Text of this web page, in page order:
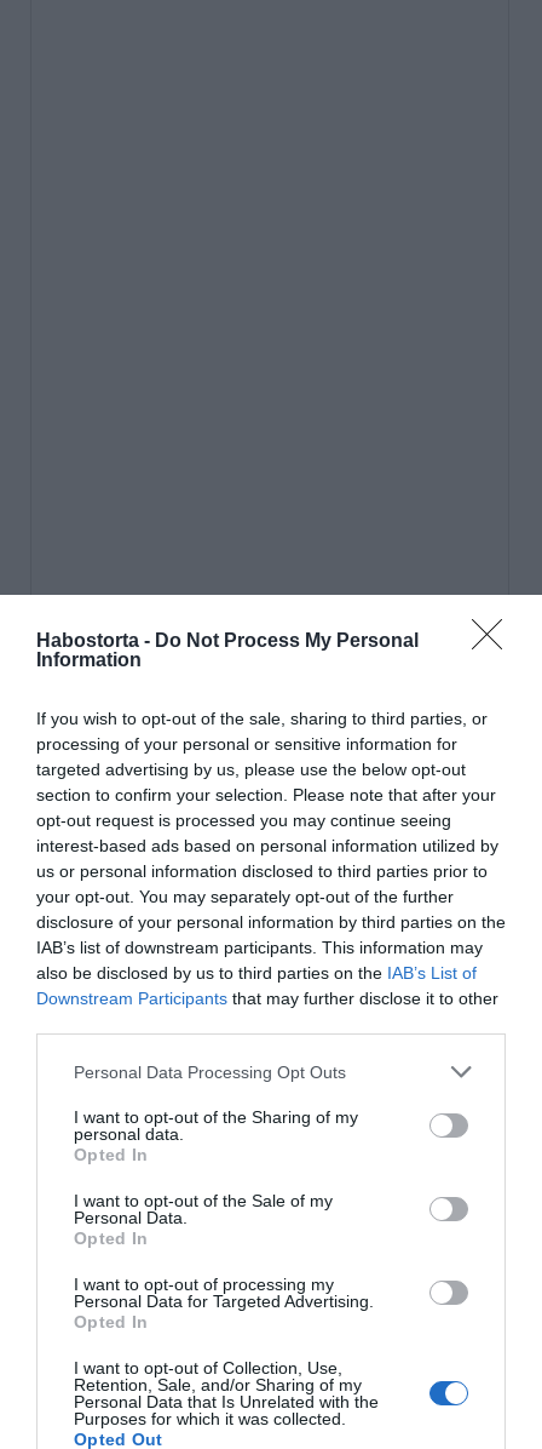
Habostorta - Do Not Process My Personal
Information
If you wish to opt-out of the sale, sharing to third parties, or
processing of your personal or sensitive information for
targeted advertising by us, please use the below opt-out
section to confirm your selection. Please note that after your
opt-out request is processed you may continue seeing
interest-based ads based on personal information utilized by
us or personal information disclosed to third parties prior to
your opt-out. You may separately opt-out of the further
disclosure of your personal information by third parties on the
IAB’s list of downstream participants. This information may
also be disclosed by us to third parties on the IAB’s List of
Downstream Participants that may further disclose it to other
Please note that this website/app uses one or more Google
not limited to your visit or usage behaviour. You may click to
grant or deny consent to Google and its third-party tags to
use your data for below specified purposes in below Google
consent section.
Personal Data Processing Opt Outs
I want to opt-out of the Sharing of my
personal data.
Opted In
I want to opt-out of the Sale of my
Personal Data.
Opted In
I want to opt-out of processing my
Personal Data for Targeted Advertising.
Opted In
I want to opt-out of Collection, Use,
Retention, Sale, and/or Sharing of my
Personal Data that Is Unrelated with the
Purposes for which it was collected.
Opted Out
"Úgy álltunk hozzá, teljesítünk, ahogy teljesítünk, a
kapcsolatunk készen áll egy ekkora kalandra"– tette
hozzá a lapnak a műsor kapcsán Gaál Noémi.
Noémi és Tamás egy munka során ismerkedtek meg
még 2012-ben, de utána nem tartották egymással a
kapcsolatot. Jó pár évvel később azonban újra
összefutottak:
másikra, még kellemes ünnepeket sem kívántunk
egymásba. Ez sorszerűnek tűnhet, főleg azért, mert
akkor már mindketten egyedülállóak voltunk. Magyarán
volt lehetőségünk megismerkedni"– mesélte Noémi.
A szerelmesek azt is elárulták, hogy mindössze egy hét
után összeköltöztek, a kapcsolatuk pedig azóta is
„Nagyon hamar, kb. egy hét után összeköltöztünk, és
azóta is együtt élünk, ráadásul ugyanabban a szobában
alszunk még mindig” – mesélte nevetve Tamás, aki
kapcsolatuk kezdete óta mindenben támogatja a párját.